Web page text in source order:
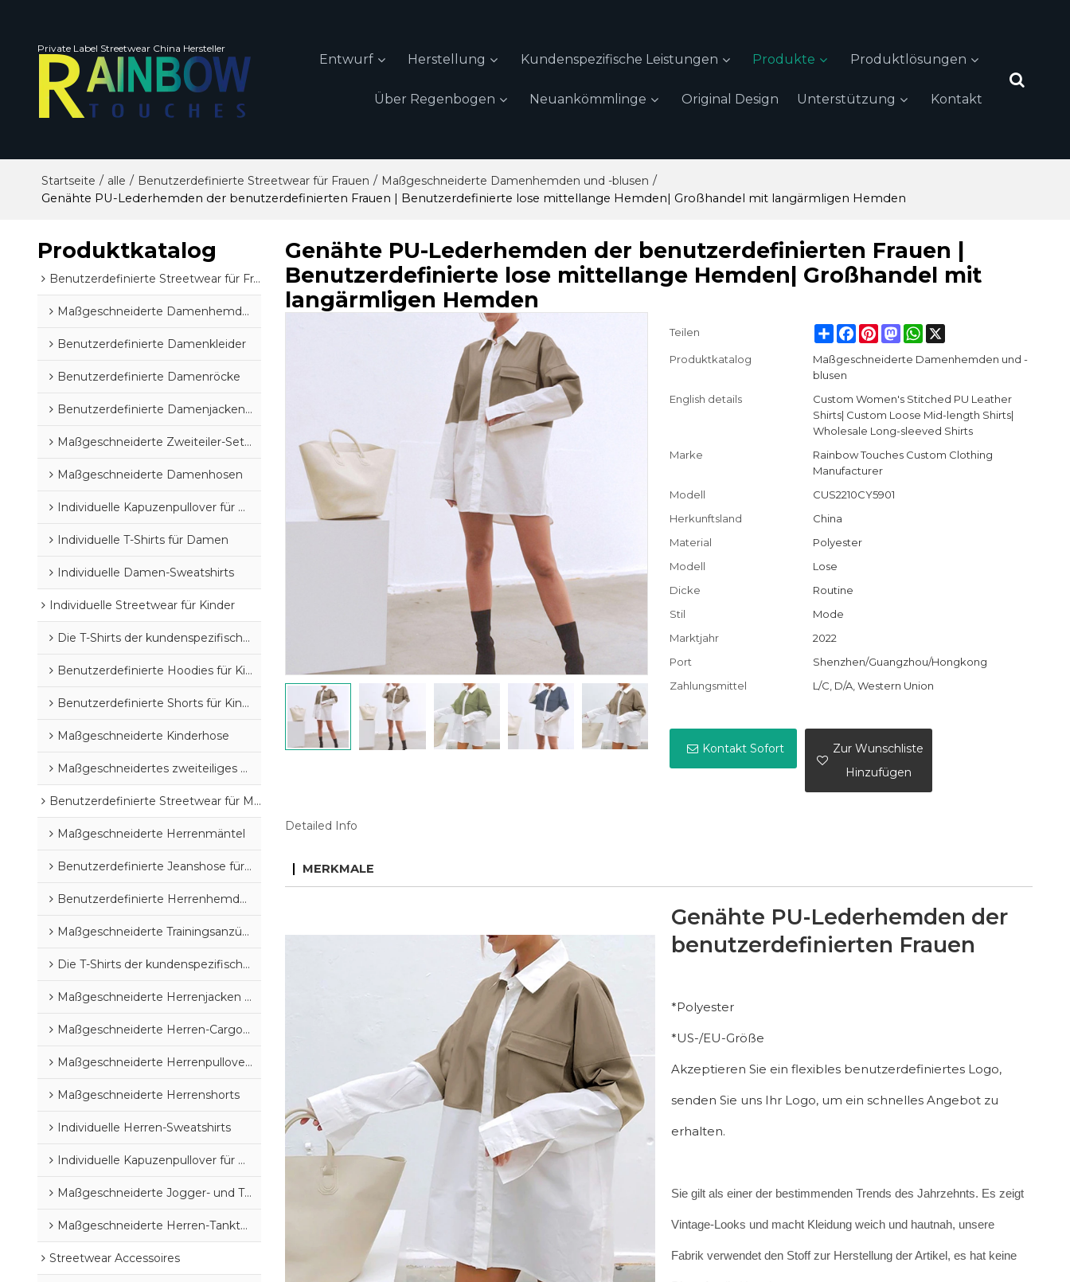
Private Label Streetwear China Hersteller
Entwurf Herstellung Kundenspezifische Leistungen Produkte Produktlösungen
Über Regenbogen Neuankömmlinge Original Design Unterstützung Kontakt
Startseite / alle / Benutzerdefinierte Streetwear für Frauen / Maßgeschneiderte Damenhemden und -blusen /
Genähte PU-Lederhemden der benutzerdefinierten Frauen | Benutzerdefinierte lose mittellange Hemden| Großhandel mit langärmligen Hemden
Produktkatalog
Benutzerdefinierte Streetwear für Frauen
Maßgeschneiderte Damenhemden und -blusen
Benutzerdefinierte Damenkleider
Benutzerdefinierte Damenröcke
Benutzerdefinierte Damenjacken und -mäntel
Maßgeschneiderte Zweiteiler-Sets für Damen
Maßgeschneiderte Damenhosen
Individuelle Kapuzenpullover für Damen
Individuelle T-Shirts für Damen
Individuelle Damen-Sweatshirts
Individuelle Streetwear für Kinder
Die T-Shirts der kundenspezifischen Kinder
Benutzerdefinierte Hoodies für Kinder
Benutzerdefinierte Shorts für Kinder
Maßgeschneiderte Kinderhose
Maßgeschneidertes zweiteiliges Set für Kinder
Benutzerdefinierte Streetwear für Männer
Maßgeschneiderte Herrenmäntel
Benutzerdefinierte Jeanshose für Herren
Benutzerdefinierte Herrenhemden
Maßgeschneiderte Trainingsanzüge & Sweatsuits für Herren
Die T-Shirts der kundenspezifischen Männer
Maßgeschneiderte Herrenjacken und -mäntel
Maßgeschneiderte Herren-Cargohosen
Maßgeschneiderte Herrenpullover und Strickjacken
Maßgeschneiderte Herrenshorts
Individuelle Herren-Sweatshirts
Individuelle Kapuzenpullover für Herren
Maßgeschneiderte Jogger- und Trainingshosen für Herren
Maßgeschneiderte Herren-Tanktops
Streetwear Accessoires
Genähte PU-Lederhemden der benutzerdefinierten Frauen |
Benutzerdefinierte lose mittellange Hemden| Großhandel mit
langärmligen Hemden
Teilen ShareFacebook
PinterestMastodonWhatsApp
Produktkatalog
Maßgeschneiderte Damenhemden und -
blusen
English details
Custom Women's Stitched PU Leather
Shirts| Custom Loose Mid-length Shirts|
Wholesale Long-sleeved Shirts
Marke
Rainbow Touches Custom Clothing
Manufacturer
Modell
CUS2210CY5901
Herkunftsland
China
Material
Polyester
Modell
Lose
Dicke
Routine
Stil
Mode
Marktjahr
2022
Port
Shenzhen/Guangzhou/Hongkong
Zahlungsmittel
L/C, D/A, Western Union
Kontakt Sofort
Zur Wunschliste
Hinzufügen
Detailed Info
MERKMALE
Genähte PU-Lederhemden der
benutzerdefinierten Frauen
*Polyester
*US-/EU-Größe
Akzeptieren Sie ein flexibles benutzerdefiniertes Logo,
senden Sie uns Ihr Logo, um ein schnelles Angebot zu
erhalten.
Sie gilt als einer der bestimmenden Trends des Jahrzehnts. Es zeigt
Vintage-Looks und macht Kleidung weich und hautnah, unsere
Fabrik verwendet den Stoff zur Herstellung der Artikel, es hat keine